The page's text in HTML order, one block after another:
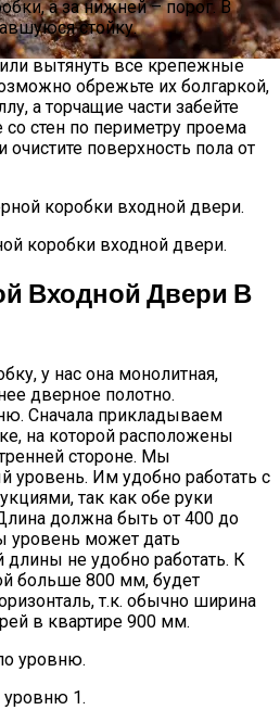
Семян
а за нижней – порог. В
стойку.
вытянуть все крепежные
обрежьте их болгаркой,
а торчащие части забейте
со стен по периметру проема
поверхность пола от
коробки входной двери.
Входной Двери В
у нас она монолитная,
дверное полотно.
Сначала прикладываем
на которой расположены
стороне. Мы
уровень. Им удобно работать с
так как обе руки
должна быть от 400 до
может дать
не удобно работать. К
больше 800 мм, будет
т.к. обычно ширина
в квартире 900 мм.